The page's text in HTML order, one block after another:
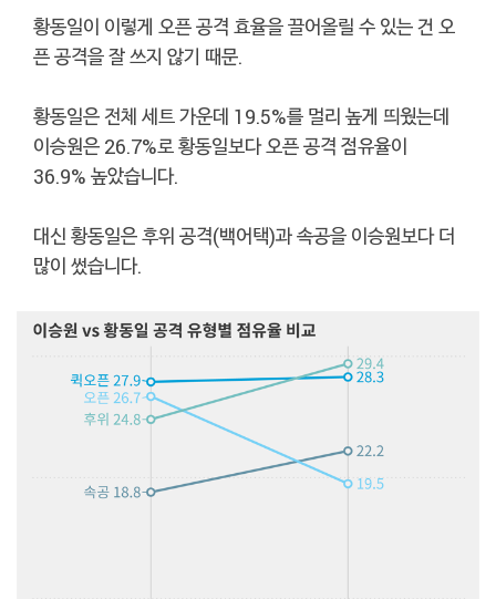
황동일이 이렇게 오픈 공격 효율을 끌어올릴 수 있는 건 오
픈 공격을 잘 쓰지 않기 때문.
황동일은 전체 세트 가운데 19.5%를 멀리 높게 띄웠는데
이승원은 26.7%로 황동일보다 오픈 공격 점유율이
36.9% 높았습니다.
대신 황동일은 후위 공격(백어택)과 속공을 이승원보다 더
많이 썼습니다.